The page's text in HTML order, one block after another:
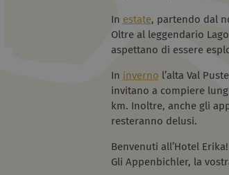
In estate, partendo dal
Oltre al leggendario
aspettano di essere
In inverno l’alta Val
invitano a compiere
km. Inoltre, anche gli
resteranno delusi.
Benvenuti all’Hotel Erika!
Gli Appenbichler, la